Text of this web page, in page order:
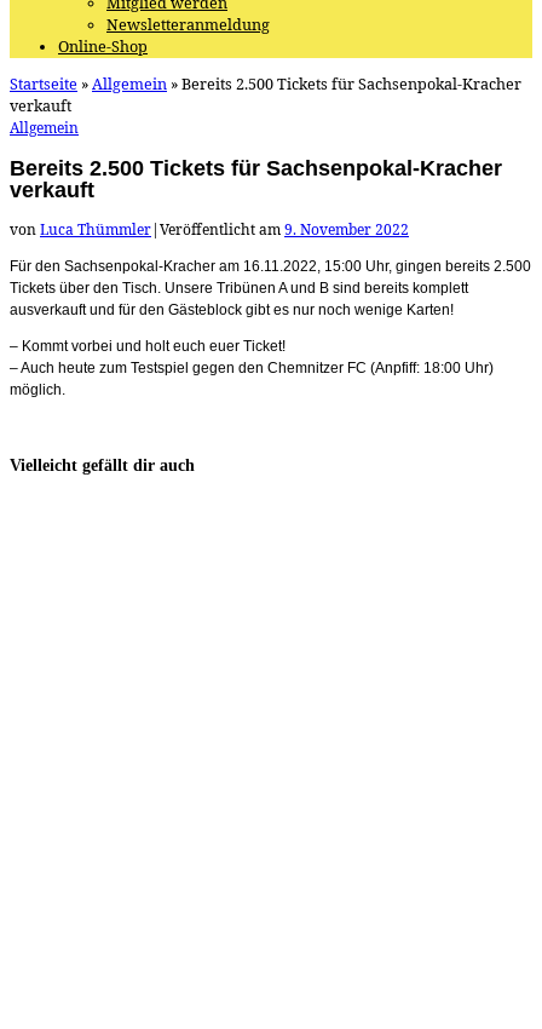
Newsletteranmeldung
Online-Shop
Startseite »Allgemein »Bereits 2.500 Tickets für Sachsenpokal-Kracher
verkauft
Allgemein
Bereits 2.500 Tickets für Sachsenpokal-Kracher
verkauft
vonLuca Thümmler|Veröffentlicht am9. November 2022
Für den Sachsenpokal-Kracher am 16.11.2022, 15:00 Uhr, gingen bereits 2.500
Tickets über den Tisch. Unsere Tribünen A und B sind bereits komplett
ausverkauft und für den Gästeblock gibt es nur noch wenige Karten!
– Kommt vorbei und holt euch euer Ticket!
–Auch heute zum Testspiel gegen den Chemnitzer FC (Anpfiff: 18:00 Uhr)
möglich.
Vielleicht gefällt dir auch